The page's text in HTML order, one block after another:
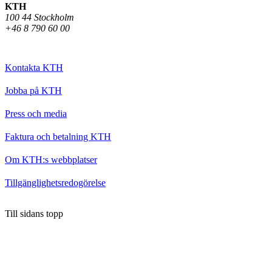
KTH
100 44 Stockholm
+46 8 790 60 00
Kontakta KTH
Jobba på KTH
Press och media
Faktura och betalning KTH
Om KTH:s webbplatser
Tillgänglighetsredogörelse
Till sidans topp